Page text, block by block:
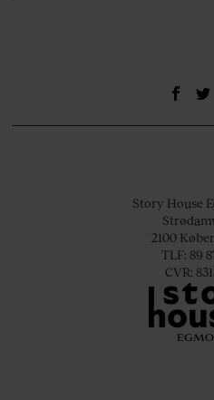
Story House
2100
TLF: 89
CVR: